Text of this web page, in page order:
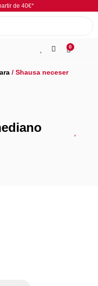
de 40€*
0
/ Shausa neceser